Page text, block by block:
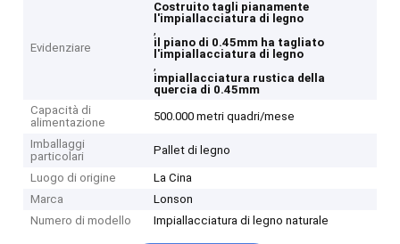
Evidenziare
Costruito tagli pianamente
l'impiallacciatura di legno
,
il piano di 0.45mm ha tagliato
l'impiallacciatura di legno
,
impiallacciatura rustica della
quercia di 0.45mm
Capacità di
alimentazione
500.000 metri quadri/mese
Imballaggi
particolari
Pallet di legno
Luogo di origine
La Cina
Marca
Lonson
Numero di modello
Impiallacciatura di legno naturale